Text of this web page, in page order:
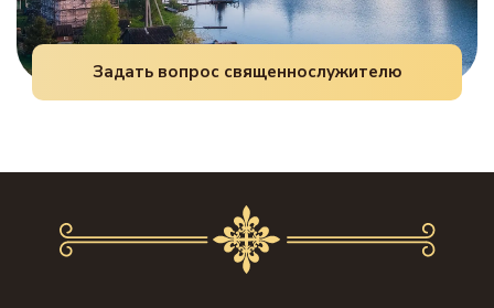
Задать вопрос священнослужителю